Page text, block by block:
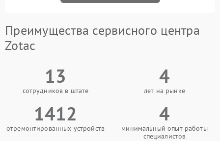
Преимущества сервисного центра
Zotac
13
сотрудников в штате
4
лет на рынке
1412
отремонтированных устройств
4
минимальный опыт работы
специалистов